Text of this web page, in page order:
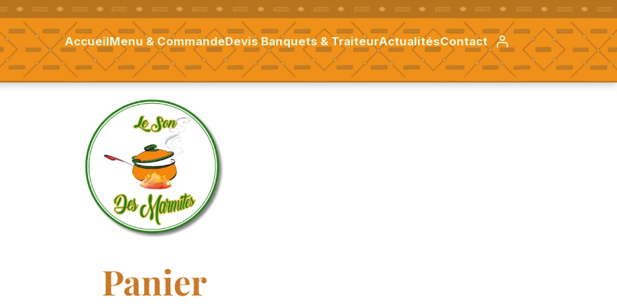
AccueilMenu & CommandeDevis Banquets & TraiteurActualitésContact
Panier